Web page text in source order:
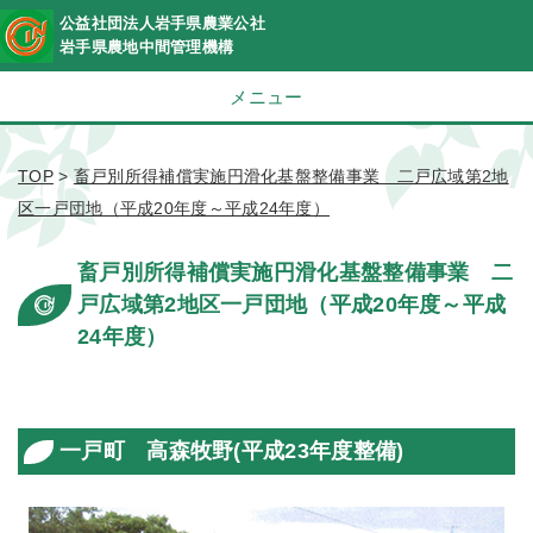
公益社団法人岩手県農業公社
岩手県農地中間管理機構
メニュー
TOP>畜戸別所得補償実施円滑化基盤整備事業 二戸広域第2地
区一戸団地（平成20年度～平成24年度）
畜戸別所得補償実施円滑化基盤整備事業 二
戸広域第2地区一戸団地（平成20年度～平成
24年度）
一戸町 高森牧野(平成23年度整備)